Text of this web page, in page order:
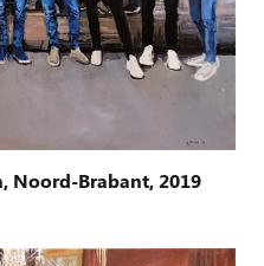
Noord-Brabant, 2019